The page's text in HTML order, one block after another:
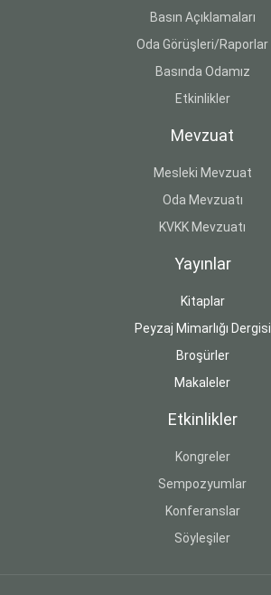
Basın Açıklamaları
Oda Görüşleri/Raporlar
Basında Odamız
Etkinlikler
Mevzuat
Mesleki Mevzuat
Oda Mevzuatı
KVKK Mevzuatı
Yayınlar
Kitaplar
Peyzaj Mimarlığı Dergisi
Broşürler
Makaleler
Etkinlikler
Kongreler
Sempozyumlar
Konferanslar
Söyleşiler